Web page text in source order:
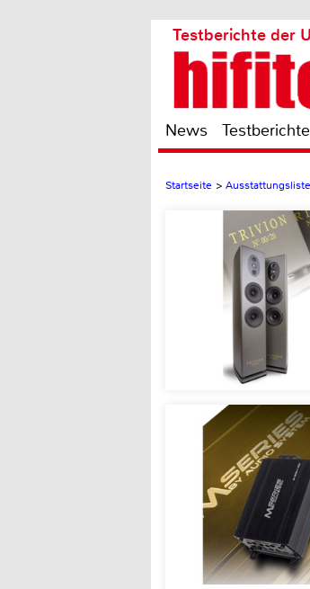
Testberichte der
News Testberichte
Startseite >